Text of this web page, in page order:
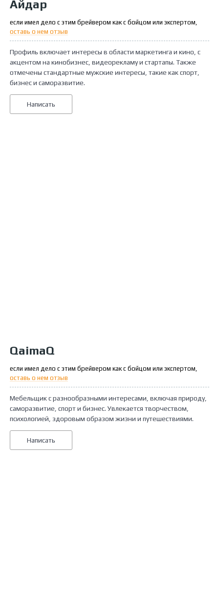
Айдар
если имел дело с этим брейвером как с бойцом или экспертом,
оставь о нем отзыв
Профиль включает интересы в области маркетинга и кино, с
акцентом на кинобизнес, видеорекламу и стартапы. Также
отмечены стандартные мужские интересы, такие как спорт,
бизнес и саморазвитие.
Написать
QaimaQ
если имел дело с этим брейвером как с бойцом или экспертом,
оставь о нем отзыв
Мебельщик с разнообразными интересами, включая природу,
саморазвитие, спорт и бизнес. Увлекается творчеством,
психологией, здоровым образом жизни и путешествиями.
Написать